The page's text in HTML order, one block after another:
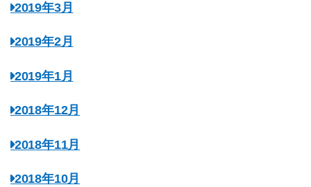
2019年3月
2019年2月
2019年1月
2018年12月
2018年11月
2018年10月